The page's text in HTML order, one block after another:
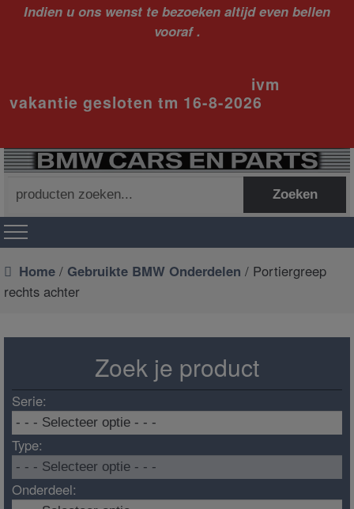
Indien u ons wenst te bezoeken altijd even bellen
vooraf .
ivm
vakantie gesloten tm 16-8-2026
naar:
Zoeken
Home / Gebruikte BMW Onderdelen / Portiergreep
rechts achter
Zoek je product
Serie:
Type:
Onderdeel: